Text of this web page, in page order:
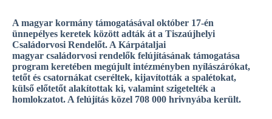
A magyar kormány támogatásával október 17-én
ünnepélyes keretek között adták át a Tiszaújhelyi
Családorvosi Rendelőt. A Kárpátaljai
magyar családorvosi rendelők felújításának támogatása
program keretében megújult intézményben nyílászárókat,
tetőt és csatornákat cseréltek, kijavították a spalétokat,
külső előtetőt alakítottak ki, valamint szigetelték a
homlokzatot. A felújítás közel 708 000 hrivnyába került.